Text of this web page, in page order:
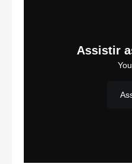
Assistir